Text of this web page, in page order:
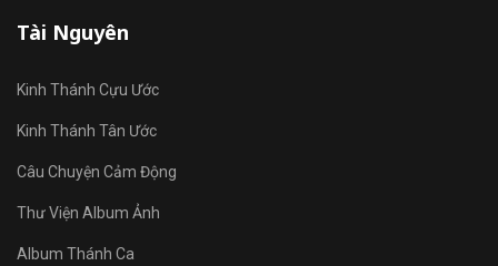
Tài Nguyên
Kinh Thánh Cựu Ước
Kinh Thánh Tân Ước
Câu Chuyện Cảm Động
Thư Viện Album Ảnh
Album Thánh Ca